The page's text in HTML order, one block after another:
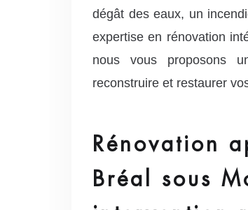
dégât des eaux, un
expertise en rénovation
nous vous proposons
reconstruire et restaurer
Rénovation
Bréal sous